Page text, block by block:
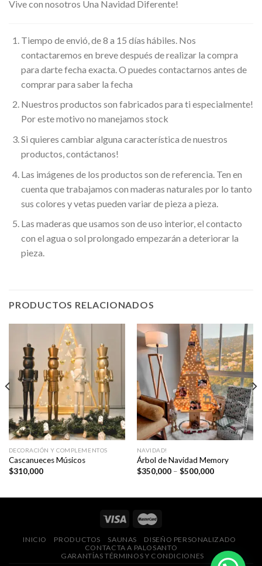
Vive con nosotros Una Navidad Diferente!
Tiempo de envió, de 8 a 15 días hábiles. Nos
contactaremos en breve después de realizar la compra
para darte fecha exacta. O puedes contactarnos antes de
comprar para saber la fecha
Nuestros productos son fabricados para ti especialmente!
Por este motivo no manejamos stock
Si quieres cambiar alguna característica de nuestros
productos, contáctanos!
Las imágenes de los productos son de referencia. Ten en
cuenta que trabajamos con maderas naturales por lo tanto
sus colores y vetas pueden variar de pieza a pieza.
Las maderas que usamos son de uso interior, el contacto
con el agua o sol prolongado empezarán a deteriorar la
pieza.
PRODUCTOS RELACIONADOS
DECORACIÓN Y COMPLEMENTOS
Cascanueces Músicos
$310,000
NAVIDAD!
Árbol de Navidad Memory
$350,000 – $500,000Price
$500,000
INICIO PRODUCTOS SAUNAS
DISEÑO PERSONALIZADO
CONTACTA A PALOSANTO
GARANTÍAS TÉRMINOS Y CONDICIONES